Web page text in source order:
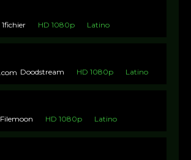
1fichier
HD 1080p Latino
Doodstream
HD 1080p Latino
Filemoon
HD 1080p Latino